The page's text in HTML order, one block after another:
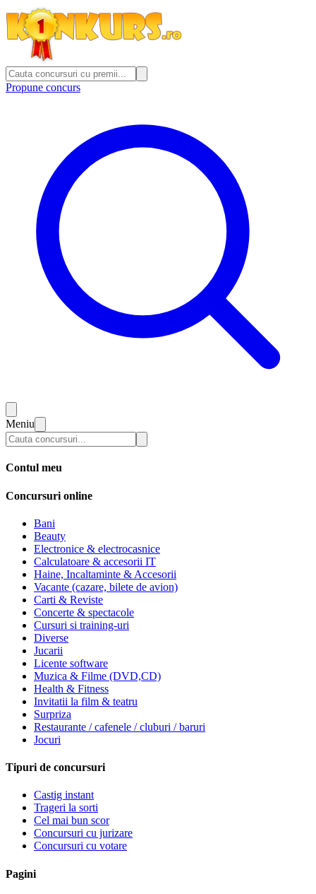
Propune concurs
Meniu
Contul meu
Concursuri online
Bani
Beauty
Electronice & electrocasnice
Calculatoare & accesorii IT
Haine, Incaltaminte & Accesorii
Vacante (cazare, bilete de avion)
Carti & Reviste
Concerte & spectacole
Cursuri si training-uri
Diverse
Jucarii
Licente software
Muzica & Filme (DVD,CD)
Health & Fitness
Invitatii la film & teatru
Surpriza
Restaurante / cafenele / cluburi / baruri
Jocuri
Tipuri de concursuri
Castig instant
Trageri la sorti
Cel mai bun scor
Concursuri cu jurizare
Concursuri cu votare
Pagini